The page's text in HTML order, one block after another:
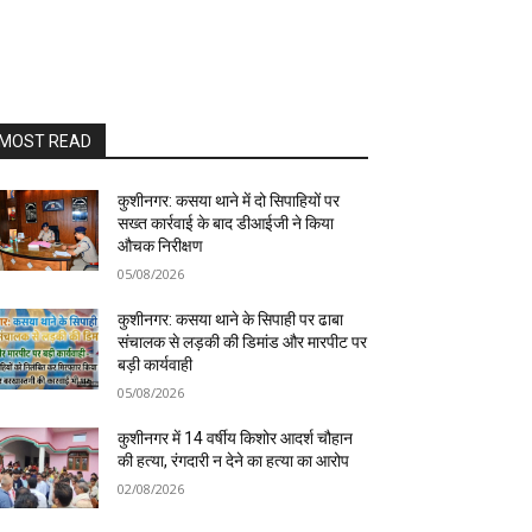
READ
कुशीनगर: कसया थाने में दो सिपाहियों पर
सख्त कार्रवाई के बाद डीआईजी ने किया
औचक निरीक्षण
05/08/2026
कुशीनगर: कसया थाने के सिपाही पर ढाबा
संचालक से लड़की की डिमांड और मारपीट पर
बड़ी कार्यवाही
05/08/2026
कुशीनगर में 14 वर्षीय किशोर आदर्श चौहान
की हत्या, रंगदारी न देने का हत्या का आरोप
02/08/2026